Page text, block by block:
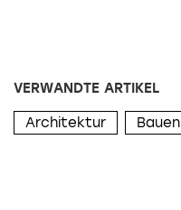
VERWANDTE ARTIKEL
Architektur Bauen